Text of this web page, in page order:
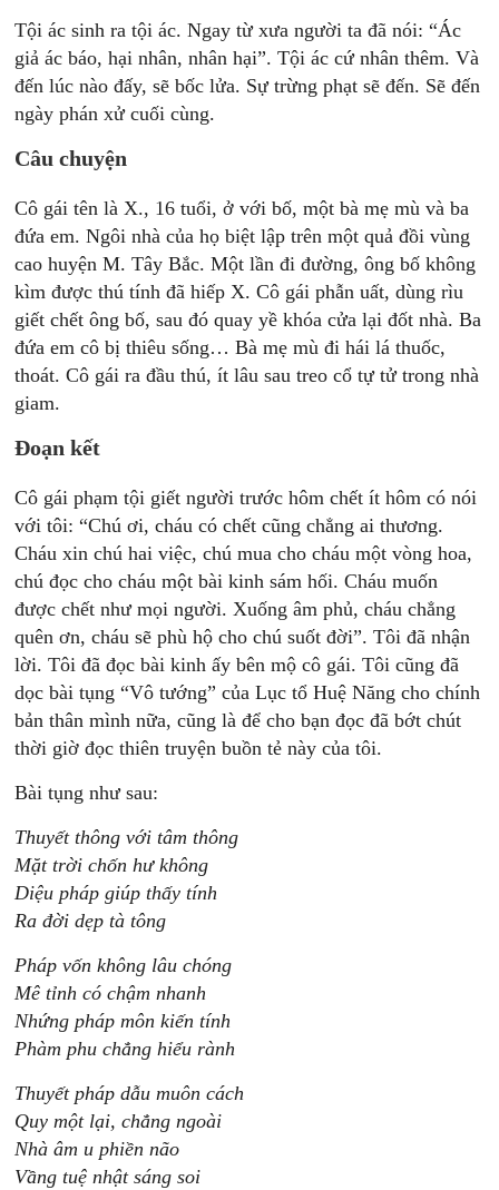
Tội ác sinh ra tội ác. Ngay từ xưa người ta đã nói: “Ác
giả ác báo, hại nhân, nhân hại”. Tội ác cứ nhân thêm. Và
đến lúc nào đấy, sẽ bốc lửa. Sự trừng phạt sẽ đến. Sẽ đến
ngày phán xử cuối cùng.
Câu chuyện
Cô gái tên là X., 16 tuổi, ở với bố, một bà mẹ mù và ba
đứa em. Ngôi nhà của họ biệt lập trên một quả đồi vùng
cao huyện M. Tây Bắc. Một lần đi đường, ông bố không
kìm được thú tính đã hiếp X. Cô gái phẫn uất, dùng rìu
giết chết ông bố, sau đó quay yề khóa cửa lại đốt nhà. Ba
đứa em cô bị thiêu sống… Bà mẹ mù đi hái lá thuốc,
thoát. Cô gái ra đầu thú, ít lâu sau treo cổ tự tử trong nhà
giam.
Đoạn kết
Cô gái phạm tội giết người trước hôm chết ít hôm có nói
với tôi: “Chú ơi, cháu có chết cũng chẳng ai thương.
Cháu xin chú hai việc, chú mua cho cháu một vòng hoa,
chú đọc cho cháu một bài kinh sám hối. Cháu muốn
được chết như mọi người. Xuống âm phủ, cháu chẳng
quên ơn, cháu sẽ phù hộ cho chú suốt đời”. Tôi đã nhận
lời. Tôi đã đọc bài kinh ấy bên mộ cô gái. Tôi cũng đã
dọc bài tụng “Vô tướng” của Lục tổ Huệ Năng cho chính
bản thân mình nữa, cũng là để cho bạn đọc đã bớt chút
thời giờ đọc thiên truyện buồn tẻ này của tôi.
Bài tụng như sau:
Thuyết thông với tâm thông
Mặt trời chốn hư không
Diệu pháp giúp thấy tính
Ra đời dẹp tà tông
Pháp vốn không lâu chóng
Mê tỉnh có chậm nhanh
Nhứng pháp môn kiến tính
Phàm phu chẳng hiểu rành
Thuyết pháp dẫu muôn cách
Quy một lại, chẳng ngoài
Nhà âm u phiền não
Vầng tuệ nhật sáng soi